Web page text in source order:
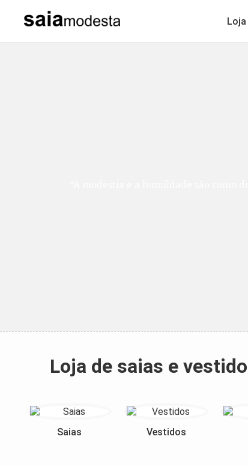
Loja
Loja de saias e
Saias Vestidos